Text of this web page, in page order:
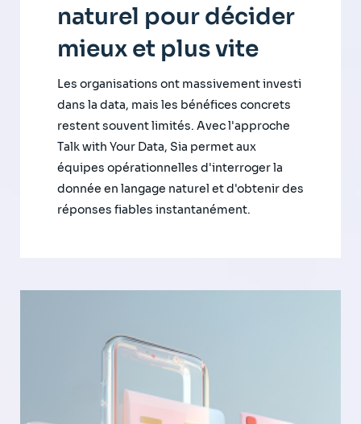
naturel pour décider
mieux et plus vite
Les organisations ont massivement investi
dans la data, mais les bénéfices concrets
restent souvent limités. Avec l'approche
Talk with Your Data, Sia permet aux
équipes opérationnelles d'interroger la
donnée en langage naturel et d'obtenir des
réponses fiables instantanément.